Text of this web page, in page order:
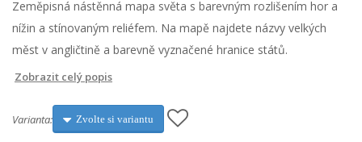
Zeměpisná nástěnná mapa světa s barevným rozlišením hor a
nížin a stínovaným reliéfem. Na mapě najdete názvy velkých
měst v angličtině a barevně vyznačené hranice států.
Zobrazit celý popis
Varianta: Zvolte si variantu